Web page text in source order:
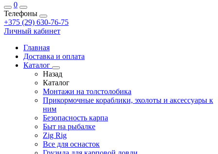
0
Телефоны
+375 (29) 630-76-75
Личный кабинет
Главная
Доставка и оплата
Каталог
Назад
Каталог
Монтажи на толстолобика
Прикормочные кораблики, эхолоты и аксессуары к
ним
Безопасность карпа
Быт на рыбалке
Zig Rig
Все для оснасток